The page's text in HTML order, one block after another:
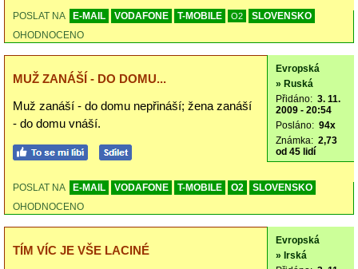
POSLAT NA E-MAIL VODAFONE T-MOBILE O2
SLOVENSKO
OHODNOCENO
MUŽ ZANÁŠÍ - DO DOMU...
Muž zanáší - do domu nepřináší; žena zanáší
- do domu vnáší.
Evropská
» Ruská
Přidáno: 3. 11.
2009 - 20:54
Posláno: 94x
Známka: 2,73
od 45 lidí
POSLAT NA E-MAIL VODAFONE T-MOBILE O2
SLOVENSKO
OHODNOCENO
TÍM VÍC JE VŠE LACINÉ
Evropská
» Irská